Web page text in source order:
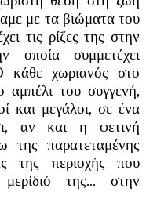
με τα βιώματα του
τις ρίζες της στην
οποία συμμετέχει
κάθε χωριανός στο
αμπέλι του συγγενή,
και μεγάλοι, σε ένα
αν και η φετινή
της παρατεταμένης
της περιοχής που
της… στην